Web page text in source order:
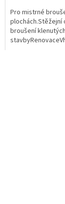
Pro mistrné
broušení